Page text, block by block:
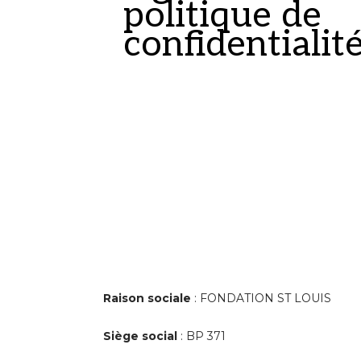
politique de
Raison sociale : FONDATION ST LOUIS
Siège social: BP 371